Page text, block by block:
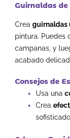
Guirnaldas
Crea guirnaldas
pintura. Puedes
campanas, y
acabado
Consejos de
Usa una
Crea